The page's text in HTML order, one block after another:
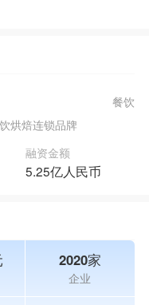
烘焙连锁品牌
餐饮
融资金额
5.25亿人民币
2020家
企业